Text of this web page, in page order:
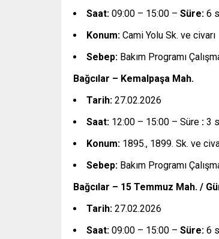
Saat: 09:00 – 15:00 – Süre: 6
Konum: Cami Yolu Sk. ve civarı
Sebep: Bakım Programı
Bağcılar – Kemalpaşa Mah.
Tarih: 27.02.2026
Saat: 12:00 – 15:00 – Süre : 3
Konum: 1895., 1899. Sk. ve
Sebep: Bakım Programı
Bağcılar – 15 Temmuz Mah. /
Tarih: 27.02.2026
Saat: 09:00 – 15:00 – Süre: 6